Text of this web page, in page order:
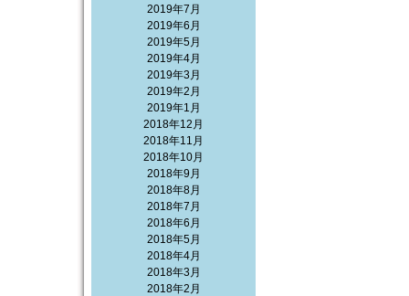
2019年7月
2019年6月
2019年5月
2019年4月
2019年3月
2019年2月
2019年1月
2018年12月
2018年11月
2018年10月
2018年9月
2018年8月
2018年7月
2018年6月
2018年5月
2018年4月
2018年3月
2018年2月